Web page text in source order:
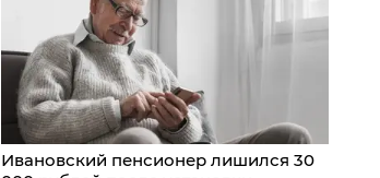
Ивановский пенсионер лишился 30